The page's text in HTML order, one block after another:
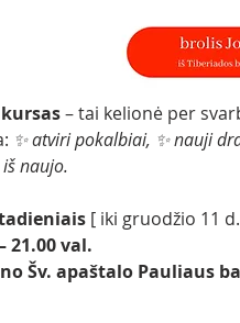
– tai kelionė per
✨ atviri pokalbiai, ✨ nauji
naujo.
[ iki gruodžio 11
21.00 val.
Šv. apaštalo Pauliaus